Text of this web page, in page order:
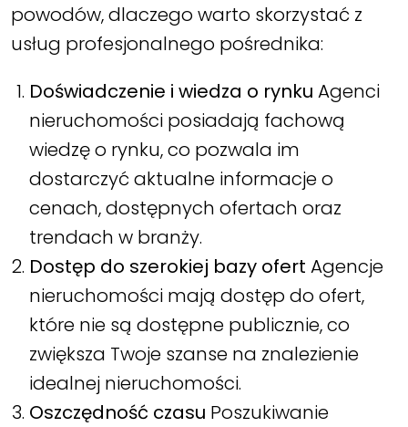
powodów, dlaczego warto skorzystać z
usług profesjonalnego pośrednika:
Doświadczenie i wiedza o rynku Agenci
nieruchomości posiadają fachową
wiedzę o rynku, co pozwala im
dostarczyć aktualne informacje o
cenach, dostępnych ofertach oraz
trendach w branży.
Dostęp do szerokiej bazy ofert Agencje
nieruchomości mają dostęp do ofert,
które nie są dostępne publicznie, co
zwiększa Twoje szanse na znalezienie
idealnej nieruchomości.
Oszczędność czasu Poszukiwanie